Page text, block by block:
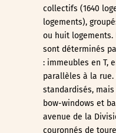
collectifs (1640
logements),
ou huit logements.
sont déterminés
: immeubles en T,
parallèles à la
standardisés, mais
bow-windows et
avenue de la
couronnés de